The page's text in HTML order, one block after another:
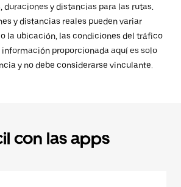
duraciones y distancias para las rutas.
y distancias reales pueden variar
la ubicación, las condiciones del tráfico
información proporcionada aquí es solo
y no debe considerarse vinculante.
con las apps